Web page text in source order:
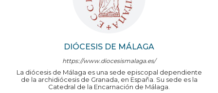
DIÓCESIS DE MÁLAGA
https://www.diocesismalaga.es/
La diócesis de Málaga es una sede episcopal dependiente
de la archidiócesis de Granada, en España. Su sede es la
Catedral de la Encarnación de Málaga.